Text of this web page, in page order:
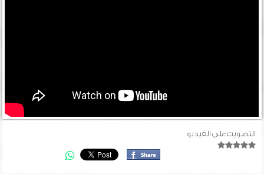
التصويت على الفيديو